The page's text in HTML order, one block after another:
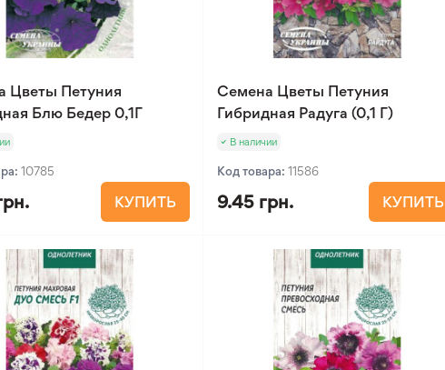
Цветы Петуния
Блю Бедер 0,1Г
10785
КУПИТЬ
Семена Цветы Петуния
Гибридная Радуга (0,1 Г)
В наличии
Код товара:11586
9.45 грн. КУПИТЬ